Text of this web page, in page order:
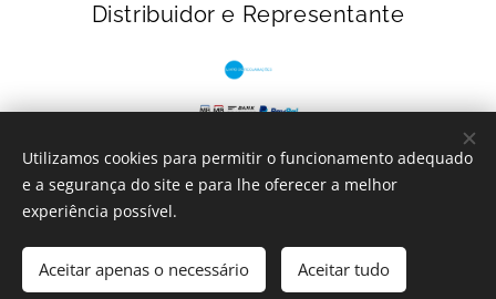
Adicionar ao carrinho
Distribuidor e Representante
INcontinentes- 2023 Cookies
Utilizamos cookies para permitir o funcionamento adequado
e a segurança do site e para lhe oferecer a melhor
experiência possível.
Aceitar apenas o necessário Aceitar tudo